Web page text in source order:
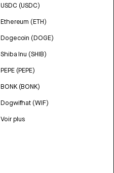
USDC (USDC)
Ethereum (ETH)
Dogecoin (DOGE)
Shiba Inu (SHIB)
PEPE (PEPE)
BONK (BONK)
Dogwifhat (WIF)
Voir plus